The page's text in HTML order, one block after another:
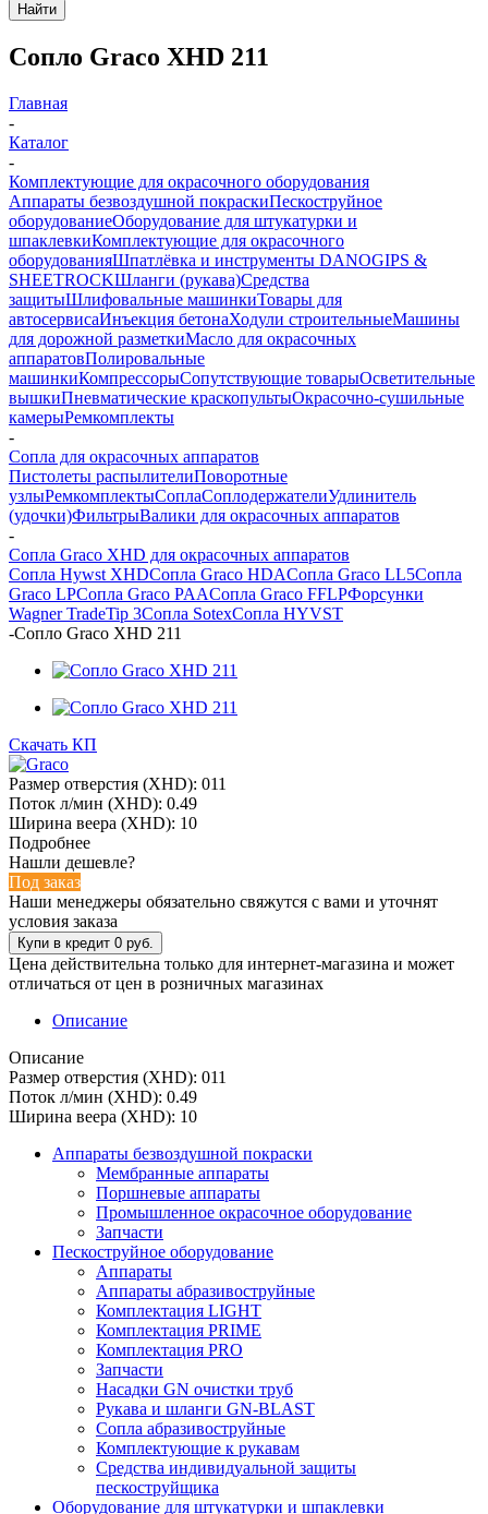
Найти
Сопло Graco XHD 211
Главная
-
Каталог
-
Комплектующие для окрасочного оборудования
Аппараты безвоздушной покраскиПескоструйное
оборудованиеОборудование для штукатурки и
шпаклевкиКомплектующие для окрасочного
оборудованияШпатлёвка и инструменты DANOGIPS &
SHEETROCKШланги (рукава)Средства
защитыШлифовальные машинкиТовары для
автосервисаИнъекция бетонаХодули строительныеМашины
для дорожной разметкиМасло для окрасочных
аппаратовПолировальные
машинкиКомпрессорыСопутствующие товарыОсветительные
вышкиПневматические краскопультыОкрасочно-сушильные
камерыРемкомплекты
-
Сопла для окрасочных аппаратов
Пистолеты распылителиПоворотные
узлыРемкомплектыСоплаСоплодержателиУдлинитель
(удочки)ФильтрыВалики для окрасочных аппаратов
-
Сопла Graco XHD для окрасочных аппаратов
Сопла Hywst XHDСопла Graco HDAСопла Graco LL5Сопла
Graco LPСопла Graco PAAСопла Graco FFLPФорсунки
Wagner TradeTip 3Сопла SotexСопла HYVST
-Сопло Graco XHD 211
Скачать КП
Размер отверстия (XHD): 011
Поток л/мин (XHD): 0.49
Ширина веера (XHD): 10
Подробнее
Нашли дешевле?
Под заказ
Наши менеджеры обязательно свяжутся с вами и уточнят
условия заказа
Цена действительна только для интернет-магазина и может
отличаться от цен в розничных магазинах
Описание
Описание
Размер отверстия (XHD): 011
Поток л/мин (XHD): 0.49
Ширина веера (XHD): 10
Аппараты безвоздушной покраски
Мембранные аппараты
Поршневые аппараты
Промышленное окрасочное оборудование
Запчасти
Пескоструйное оборудование
Аппараты
Аппараты абразивоструйные
Комплектация LIGHT
Комплектация PRIME
Комплектация PRO
Запчасти
Насадки GN очистки труб
Рукава и шланги GN-BLAST
Сопла абразивоструйные
Комплектующие к рукавам
Средства индивидуальной защиты
пескоструйщика
Оборудование для штукатурки и шпаклевки